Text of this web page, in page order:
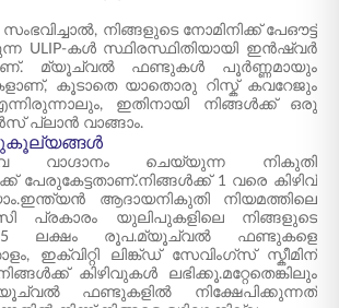
നിങ്ങളുടെ നോമിനിക്ക് പേഔട്ട്
ULIP-കൾ സ്ഥിരസ്ഥിതിയായി ഇൻഷ്വർ
മ്യൂച്വൽ ഫണ്ടുകൾ പൂർണ്ണമായും
കൂടാതെ യാതൊരു റിസ്ക് കവറേജും
ഇതിനായി നിങ്ങൾക്ക് ഒരു
പ്ലാൻ വാങ്ങാം.
വാഗ്ദാനം ചെയ്യുന്ന നികുതി
1 വരെ കിഴിവ്
ആദായനികുതി നിയമത്തിലെ
പ്രകാരം യുലിപുകളിലെ നിങ്ങളുടെ
5 ലക്ഷം രൂപ.മ്യൂച്വൽ ഫണ്ടുകളെ
ഇക്വിറ്റി ലിങ്ക്ഡ് സേവിംഗ്സ് സ്കീമിന്
കിഴിവുകൾ ലഭിക്കൂ.മറ്റേതെങ്കിലും
ഫണ്ടുകളിൽ നിക്ഷേപിക്കുന്നത്